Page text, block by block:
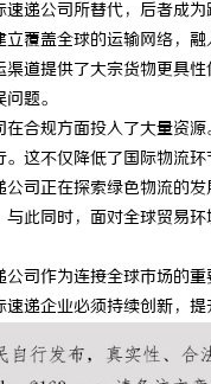
速递公司所替代，后者成
立覆盖全球的运输网络，
渠道提供了大宗货物更具
题。
在合规方面投入了大量资
。这不仅降低了国际物流
公司正在探索绿色物流的
与此同时，面对全球贸易
公司作为连接全球市场的
速递企业必须持续创新，